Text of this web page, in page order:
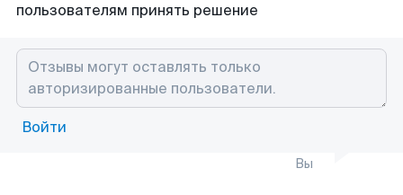
пользователям принять решение
Войти
Вы